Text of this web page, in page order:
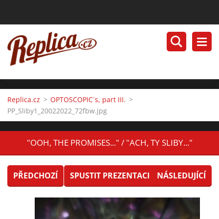
Replica.cz > OPTOSCOPIC´s, part III. >
PP_Sliby1_20022022_72fbw.jpg
"OOH, THE PROMISES..." / "ACH, TY SLIBY..."
PŘEDCHOZÍ SPUSTIT PREZENTACI NÁSLEDUJÍCÍ